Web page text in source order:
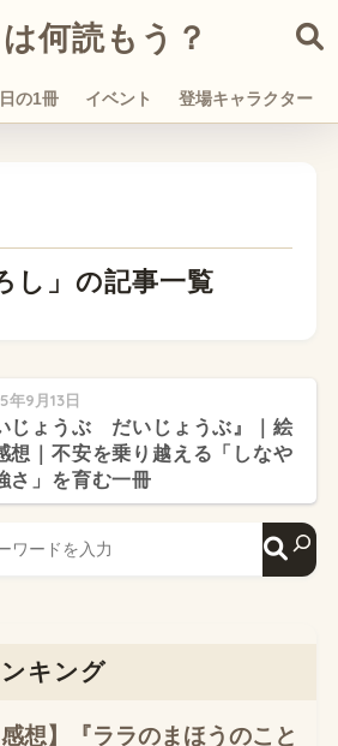
何読もう？
の1冊 イベント 登場キャラクター
し」の記事一覧
年9月13日
じょうぶ だいじょうぶ』｜絵
想｜不安を乗り越える「しなや
さ」を育む一冊
キング